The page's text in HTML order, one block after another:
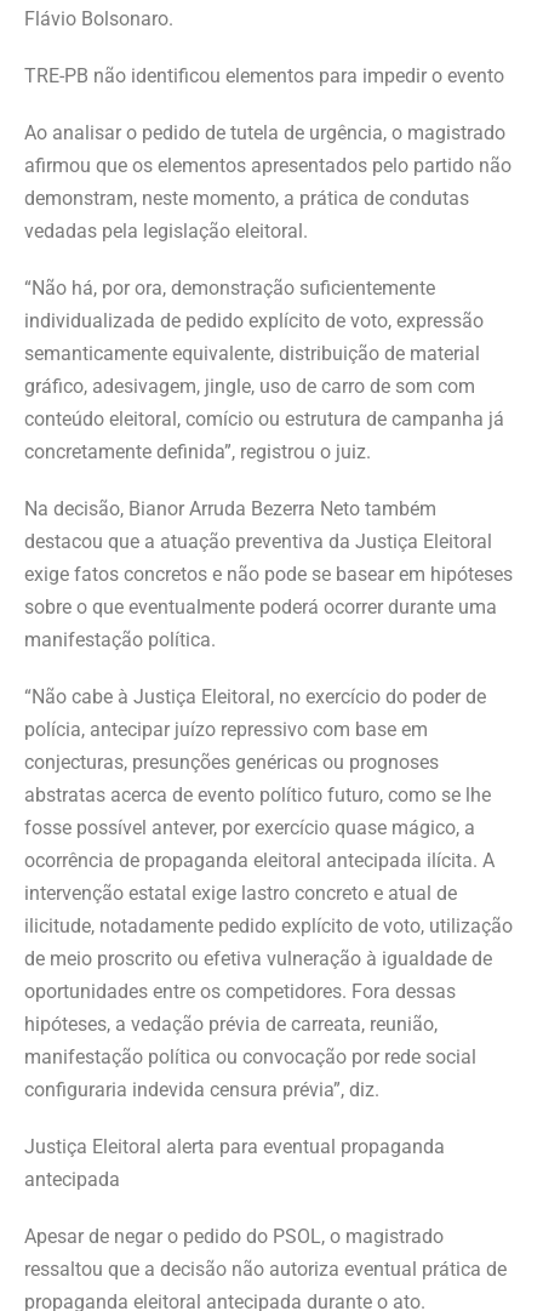
Flávio Bolsonaro.
TRE-PB não identificou elementos para impedir o evento
Ao analisar o pedido de tutela de urgência, o magistrado
afirmou que os elementos apresentados pelo partido não
demonstram, neste momento, a prática de condutas
vedadas pela legislação eleitoral.
“Não há, por ora, demonstração suficientemente
individualizada de pedido explícito de voto, expressão
semanticamente equivalente, distribuição de material
gráfico, adesivagem, jingle, uso de carro de som com
conteúdo eleitoral, comício ou estrutura de campanha já
concretamente definida”, registrou o juiz.
Na decisão, Bianor Arruda Bezerra Neto também
destacou que a atuação preventiva da Justiça Eleitoral
exige fatos concretos e não pode se basear em hipóteses
sobre o que eventualmente poderá ocorrer durante uma
manifestação política.
“Não cabe à Justiça Eleitoral, no exercício do poder de
polícia, antecipar juízo repressivo com base em
conjecturas, presunções genéricas ou prognoses
abstratas acerca de evento político futuro, como se lhe
fosse possível antever, por exercício quase mágico, a
ocorrência de propaganda eleitoral antecipada ilícita. A
intervenção estatal exige lastro concreto e atual de
ilicitude, notadamente pedido explícito de voto, utilização
de meio proscrito ou efetiva vulneração à igualdade de
oportunidades entre os competidores. Fora dessas
hipóteses, a vedação prévia de carreata, reunião,
manifestação política ou convocação por rede social
configuraria indevida censura prévia”, diz.
Justiça Eleitoral alerta para eventual propaganda
antecipada
Apesar de negar o pedido do PSOL, o magistrado
ressaltou que a decisão não autoriza eventual prática de
propaganda eleitoral antecipada durante o ato.